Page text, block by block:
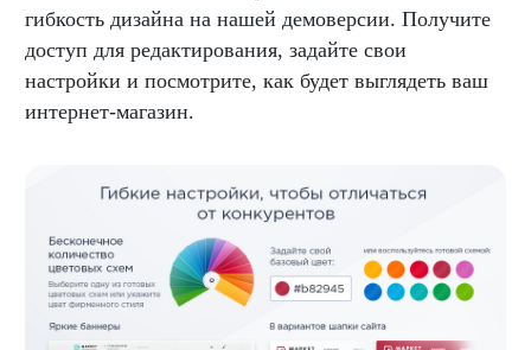
гибкость дизайна на нашей демоверсии. Получите
доступ для редактирования, задайте свои
настройки и посмотрите, как будет выглядеть ваш
интернет-магазин.